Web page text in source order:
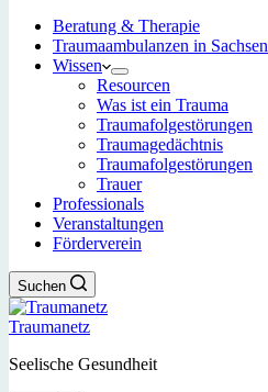
Beratung & Therapie
Traumaambulanzen in Sachsen
Wissen
Resourcen
Was ist ein Trauma
Traumafolgestörungen
Traumagedächtnis
Traumafolgestörungen
Trauer
Professionals
Veranstaltungen
Förderverein
Suchen
Traumanetz
Seelische Gesundheit